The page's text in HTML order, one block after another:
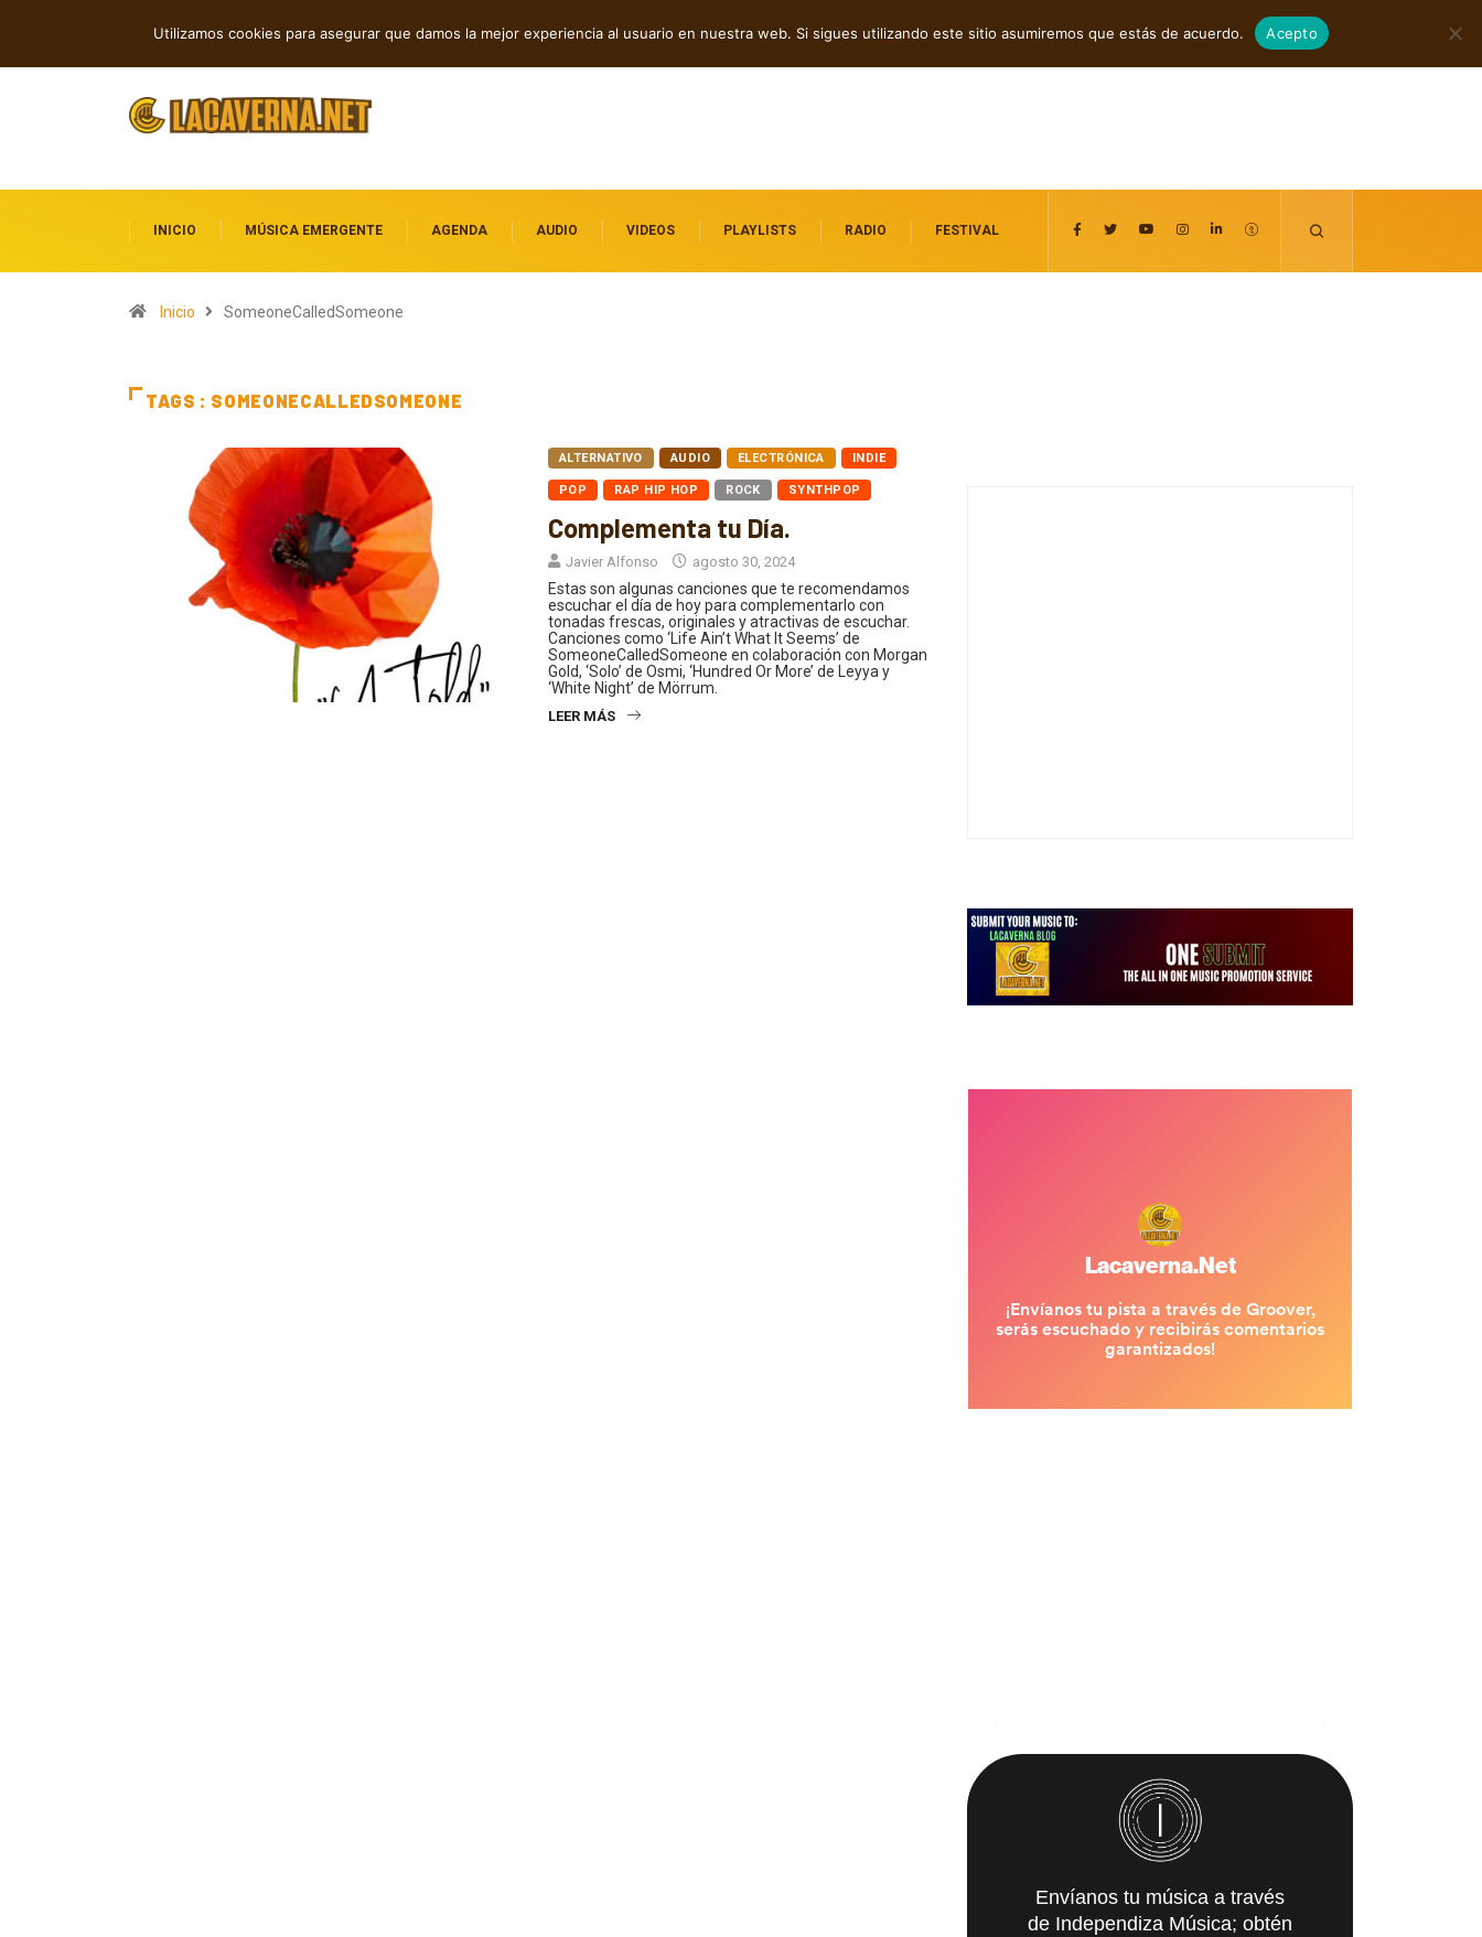
agosto 8, 2026
INICIO MÚSICA EMERGENTE AGENDA AUDIO VIDEOS PLAYLISTS RADIO FESTIVAL
Inicio SomeoneCalledSomeone
TAGS : SOMEONECALLEDSOMEONE
ALTERNATIVO AUDIO ELECTRÓNICA INDIE
POP RAP HIP HOP ROCK SYNTHPOP
Complementa tu Día.
Javier Alfonso agosto 30, 2024
Estas son algunas canciones que te recomendamos
escuchar el día de hoy para complementarlo con
tonadas frescas, originales y atractivas de escuchar.
Canciones como ‘Life Ain’t What It Seems’ de
SomeoneCalledSomeone en colaboración con Morgan
Gold, ‘Solo’ de Osmi, ‘Hundred Or More’ de Leyya y
‘White Night’ de Mörrum.
LEER MÁS
Envíanos tu música a través
de Independiza Música; obtén
Utilizamos cookies para asegurar que damos la mejor experiencia al usuario en nuestra web. Si sigues utilizando este sitio asumiremos que estás de acuerdo. Acepto